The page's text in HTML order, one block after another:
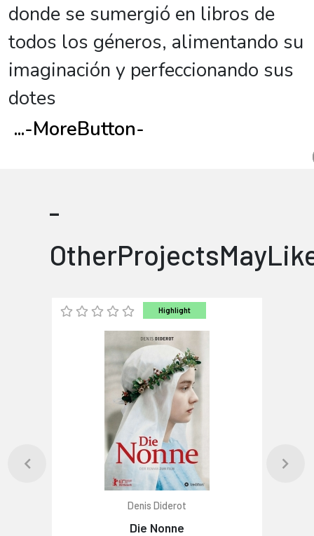
donde se sumergió en libros de
todos los géneros, alimentando su
imaginación y perfeccionando sus
dotes
...-MoreButton-
-
Highlight
Denis Diderot
Die Nonne